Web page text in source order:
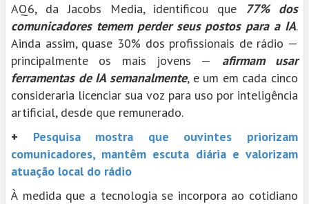
AQ6, da Jacobs Media, identificou que 77% dos
comunicadores temem perder seus postos para a IA.
Ainda assim, quase 30% dos profissionais de rádio —
principalmente os mais jovens —
afirmam usar
ferramentas de IA semanalmente, e um em cada cinco
consideraria licenciar sua voz para uso por inteligência
artificial, desde que remunerado.
+ Pesquisa mostra que ouvintes priorizam
comunicadores, mantêm escuta diária e valorizam
atuação local do rádio
À medida que a tecnologia se incorpora ao cotidiano